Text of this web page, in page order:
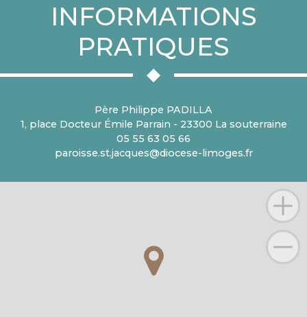
INFORMATIONS
PRATIQUES
Père Philippe PADILLA
1, place Docteur Émile Parrain - 23300 La souterraine
05 55 63 05 66
paroisse.st.jacques@diocese-limoges.fr